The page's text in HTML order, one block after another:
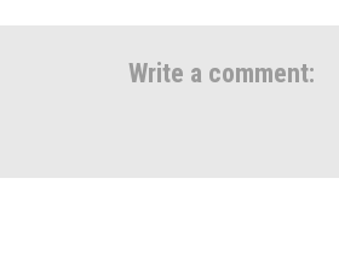
Write a comment: